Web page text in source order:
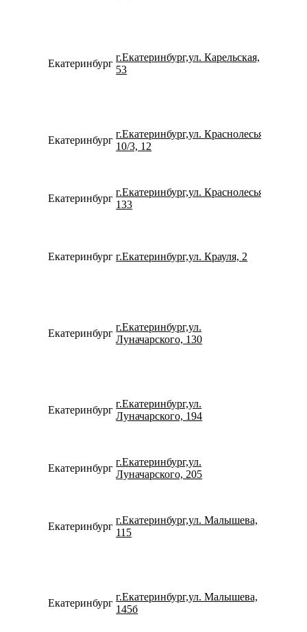
Екатеринбург
г.Екатеринбург,ул. Карельская,
53
Екатеринбург
г.Екатеринбург,ул. Краснолесья,
10/3, 12
Екатеринбург
г.Екатеринбург,ул. Краснолесья,
133
Екатеринбург г.Екатеринбург,ул. Крауля, 2
Екатеринбург
г.Екатеринбург,ул.
Луначарского, 130
Екатеринбург
г.Екатеринбург,ул.
Луначарского, 194
Екатеринбург
г.Екатеринбург,ул.
Луначарского, 205
Екатеринбург
г.Екатеринбург,ул. Малышева,
115
Екатеринбург
г.Екатеринбург,ул. Малышева,
145б